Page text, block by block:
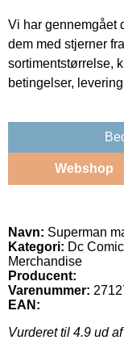
Vi har gennemgået
dem med stjerner
sortimentstørrelse,
betingelser,
Webshop
Navn: Superman
Kategori: Dc
Merchandise
Producent:
Varenummer:
EAN:
Vurderet til 4.9 ud